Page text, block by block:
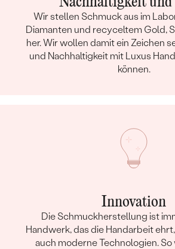
Wir stellen Schmuck aus im
Diamanten und recyceltem Gold,
her. Wir wollen damit ein Zeichen
und Nachhaltigkeit mit Luxus
können.
Innovation
Die Schmuckherstellung ist
Handwerk, das die Handarbeit
auch moderne Technologien.